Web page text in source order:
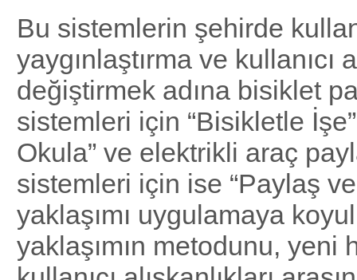
Bu sistemlerin şehirde
yaygınlaştırma ve kullanıcı
değiştirmek adına bisiklet
sistemleri için “Bisikletle
Okula” ve elektrikli araç
sistemleri için ise “Paylaş
yaklaşımı uygulamaya
yaklaşımın metodunu, yeni